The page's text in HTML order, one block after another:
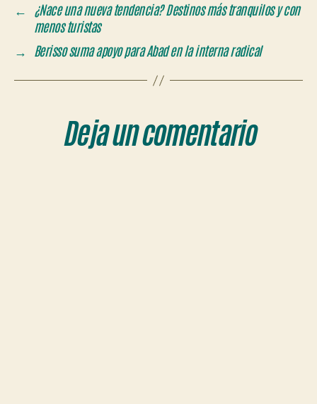
←
¿Nace una nueva tendencia? Destinos más tranquilos y con
menos turistas
→ Berisso suma apoyo para Abad en la interna radical
Deja un comentario